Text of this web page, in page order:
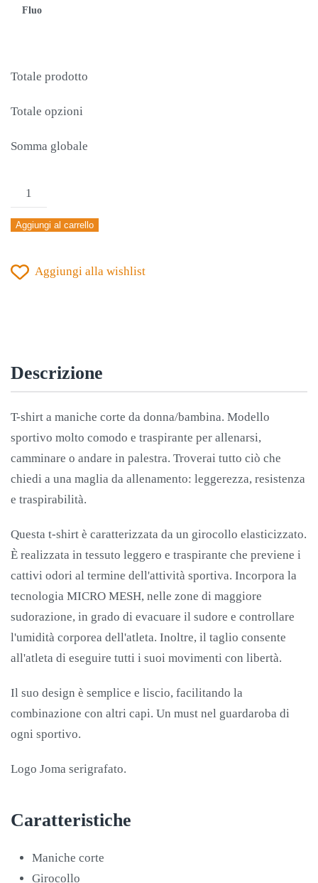
Fluo
Totale prodotto
Totale opzioni
Somma globale
MAGLIA
DONNA
JOMA
MANICA
Aggiungi al carrello
Aggiungi alla wishlist
Descrizione
T-shirt a maniche corte da donna/bambina. Modello
sportivo molto comodo e traspirante per allenarsi,
camminare o andare in palestra. Troverai tutto ciò che
chiedi a una maglia da allenamento: leggerezza, resistenza
e traspirabilità.
Questa t-shirt è caratterizzata da un girocollo elasticizzato.
È realizzata in tessuto leggero e traspirante che previene i
cattivi odori al termine dell'attività sportiva. Incorpora la
tecnologia MICRO MESH, nelle zone di maggiore
sudorazione, in grado di evacuare il sudore e controllare
l'umidità corporea dell'atleta. Inoltre, il taglio consente
all'atleta di eseguire tutti i suoi movimenti con libertà.
Il suo design è semplice e liscio, facilitando la
combinazione con altri capi. Un must nel guardaroba di
ogni sportivo.
Logo Joma serigrafato.
Caratteristiche
Maniche corte
Girocollo